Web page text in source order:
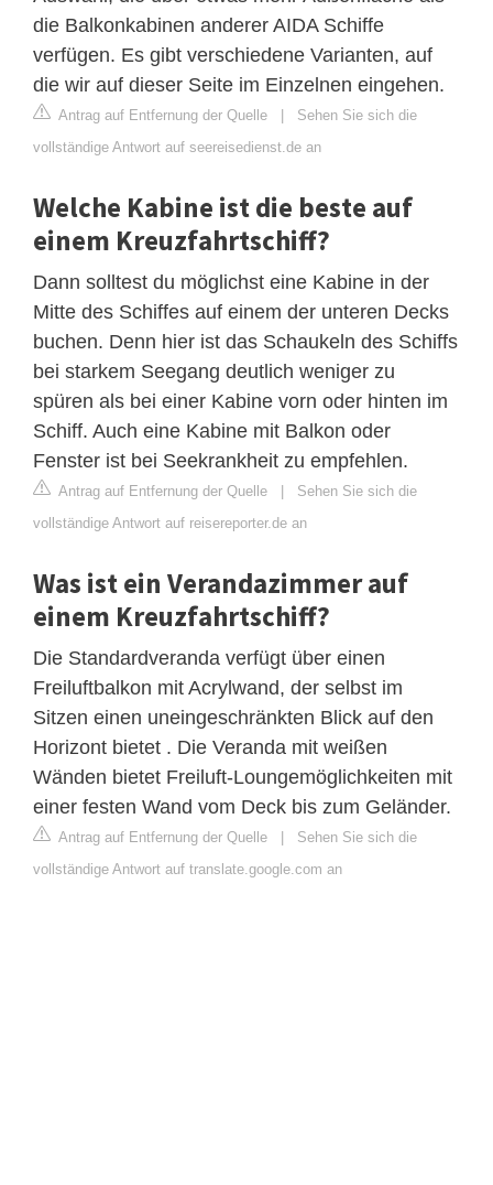
die Balkonkabinen anderer AIDA Schiffe
verfügen. Es gibt verschiedene Varianten, auf
die wir auf dieser Seite im Einzelnen eingehen.
Antrag auf Entfernung der Quelle | Sehen Sie sich die
vollständige Antwort auf seereisedienst.de an
Welche Kabine ist die beste auf
einem Kreuzfahrtschiff?
Dann solltest du möglichst eine Kabine in der
Mitte des Schiffes auf einem der unteren Decks
buchen. Denn hier ist das Schaukeln des Schiffs
bei starkem Seegang deutlich weniger zu
spüren als bei einer Kabine vorn oder hinten im
Schiff. Auch eine Kabine mit Balkon oder
Fenster ist bei Seekrankheit zu empfehlen.
Antrag auf Entfernung der Quelle | Sehen Sie sich die
vollständige Antwort auf reisereporter.de an
Was ist ein Verandazimmer auf
einem Kreuzfahrtschiff?
Die Standardveranda verfügt über einen
Freiluftbalkon mit Acrylwand, der selbst im
Sitzen einen uneingeschränkten Blick auf den
Horizont bietet . Die Veranda mit weißen
Wänden bietet Freiluft-Loungemöglichkeiten mit
einer festen Wand vom Deck bis zum Geländer.
Antrag auf Entfernung der Quelle | Sehen Sie sich die
vollständige Antwort auf translate.google.com an